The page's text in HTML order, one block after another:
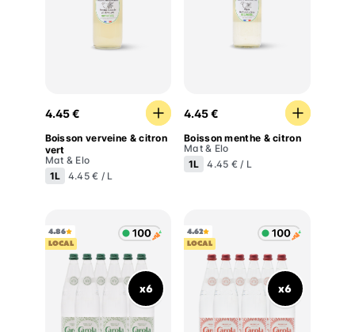
Boisson verveine & citron vert
4.45 €
Boisson verveine & citron
vert
Mat & Elo
1L
4.45 € / L
Boisson menthe & citron
4.45 €
Boisson menthe & citron
Mat & Elo
1L
4.45 € / L
4.86
LOCAL
x6
4.62
LOCAL
x6